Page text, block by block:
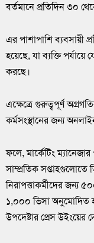
বর্তমানে প্রতিদিন ৩০
এর পাশাপাশি ব্যবসায়ী
হয়েছে, যা ব্যক্তি পর্যায়ে
করছে।
এক্ষেত্রে গুরুত্বপূর্ণ
কর্মসংস্থানের জন্য
ফলে, মার্কেটিং
সাম্প্রতিক সপ্তাহগুলোতে
নিরাপত্তাকর্মীদের
১,০০০ ভিসা অনুমোদিত
উপদেষ্টার প্রেস উইংয়ের